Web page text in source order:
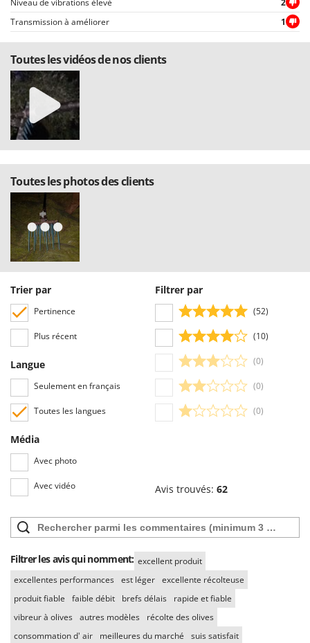
Troy-Bilt
U
Unger
V
Verdemax
Vesco
Volpi
W
Waldner
Weber
WIDU
Wiper EcoRobot
Wolf Garten
Wortex
Worx
Y
Z
Zephir
ZGrills
Zodiac
Zomax
2
Transmission à améliorer
1
Toutes les vidéos de nos clients
Toutes les photos des clients
Trier par
Pertinence
Plus récent
Langue
Seulement en français
Toutes les langues
Média
Avec photo
Avec vidéo
Filtrer par
(52)
(10)
(0)
(0)
(0)
Avis trouvés: 62
Filtrer les avis qui nomment: excellent produit
excellentes performances est léger excellente récolteuse
produit fiable
faible débit brefs délais
rapide et fiable
vibreur à olives autres modèles
récolte des olives
consommation d' air
meilleures du marché
suis satisfait